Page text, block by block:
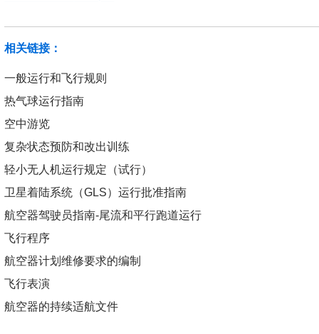
相关链接：
一般运行和飞行规则
热气球运行指南
空中游览
复杂状态预防和改出训练
轻小无人机运行规定（试行）
卫星着陆系统（GLS）运行批准指南
航空器驾驶员指南-尾流和平行跑道运行
飞行程序
航空器计划维修要求的编制
飞行表演
航空器的持续适航文件